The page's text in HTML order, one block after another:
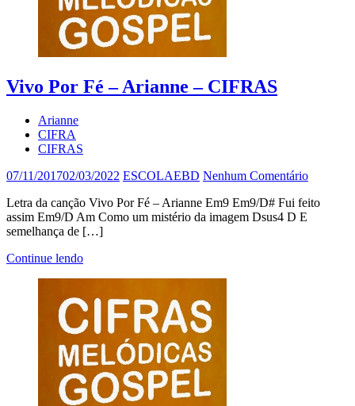
Vivo Por Fé – Arianne – CIFRAS
Arianne
CIFRA
CIFRAS
07/11/201702/03/2022 ESCOLAEBD Nenhum Comentário
Letra da canção Vivo Por Fé – Arianne Em9 Em9/D# Fui feito
assim Em9/D Am Como um mistério da imagem Dsus4 D E
semelhança de […]
Continue lendo